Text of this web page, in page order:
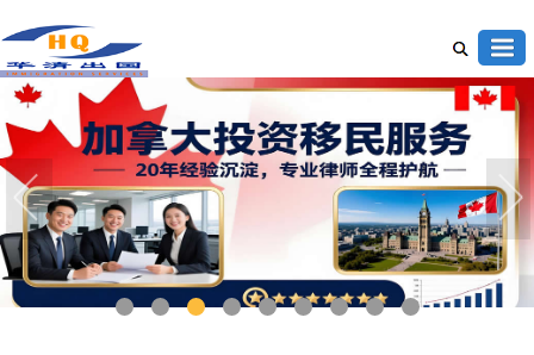
1 2 3 4 5 7 8 9